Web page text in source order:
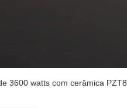
3600 watts com cerâmica PZT8